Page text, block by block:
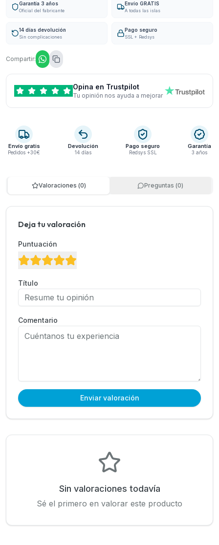
Garantía 3 años
Oficial del fabricante
Envío GRATIS
A todas las islas
14 días devolución
Sin complicaciones
Pago seguro
SSL + Redsys
Compartir:
Opina en Trustpilot
Tu opinión nos ayuda a mejorar
Envío gratis
Pedidos +30€
Devolución
14 días
Pago seguro
Redsys SSL
Garantía
3 años
Valoraciones (0) Preguntas (0)
Deja tu valoración
Puntuación
Título
Comentario
Enviar valoración
Sin valoraciones todavía
Sé el primero en valorar este producto